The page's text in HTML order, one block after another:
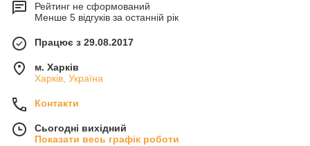
Рейтинг не сформований
Менше 5 відгуків за останній рік
Працює з 29.08.2017
м. Харків
Харків, Україна
Контакти
Сьогодні вихідний
Показати весь графік роботи